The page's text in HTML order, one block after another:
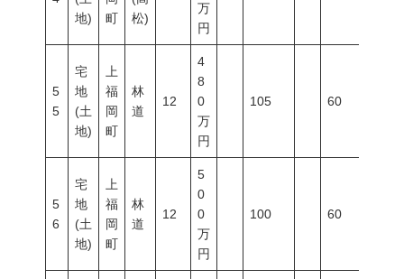
地)
町
松)
万
円
5
5
宅
地
(土
地)
上
福
岡
町
林
道
12
4
8
0
万
円
105 60
5
6
宅
地
(土
地)
上
福
岡
町
林
道
12
5
0
0
万
円
100 60